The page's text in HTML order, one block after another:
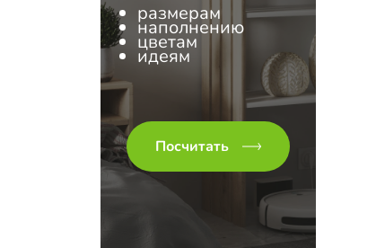
размерам
наполнению
цветам
идеям
Посчитать